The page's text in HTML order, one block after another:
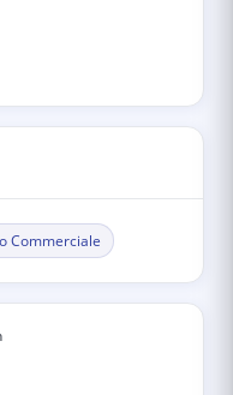
Commerciale